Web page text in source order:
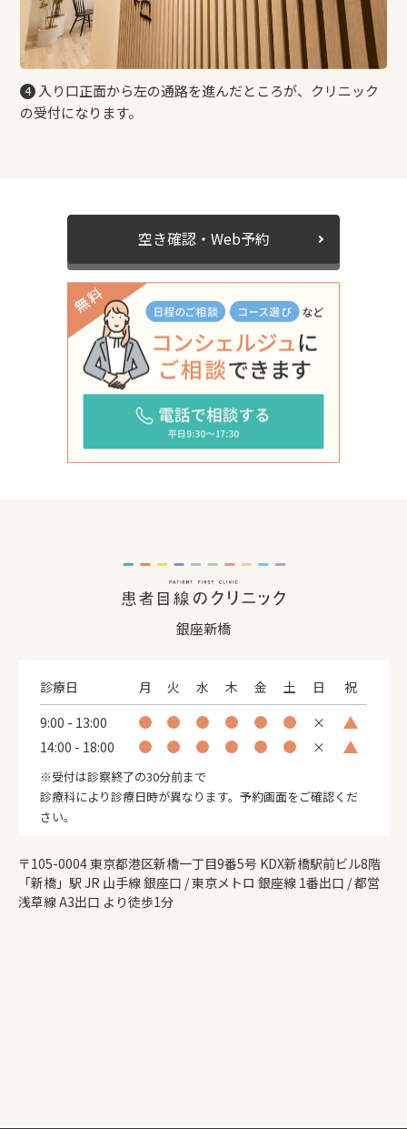
4 入り口正面から左の通路を進んだところが、クリニック
の受付になります。
空き確認・Web予約
銀座新橋
診療日 月 火 水 木 金 土 日
祝
9:00 - 13:00
×
14:00 - 18:00
×
※受付は診察終了の30分前まで
診療科により診療日時が異なります。予約画面をご確認くだ
さい。
〒105-0004 東京都港区新橋一丁目9番5号 KDX新橋駅前ビル8階
「新橋」駅 JR 山手線 銀座口 / 東京メトロ 銀座線 1番出口 / 都営
浅草線 A3出口 より徒歩1分